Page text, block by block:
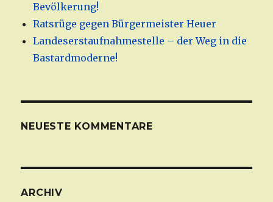
Bevölkerung!
Ratsrüge gegen Bürgermeister Heuer
Landeserstaufnahmestelle – der Weg in die
Bastardmoderne!
NEUESTE KOMMENTARE
ARCHIV